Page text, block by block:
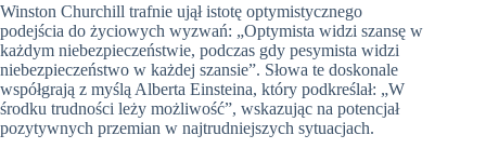
Winston Churchill trafnie ujął istotę optymistycznego
podejścia do życiowych wyzwań: „Optymista widzi szansę w
każdym niebezpieczeństwie, podczas gdy pesymista widzi
niebezpieczeństwo w każdej szansie”. Słowa te doskonale
współgrają z myślą Alberta Einsteina, który podkreślał: „W
środku trudności leży możliwość”, wskazując na potencjał
pozytywnych przemian w najtrudniejszych sytuacjach.